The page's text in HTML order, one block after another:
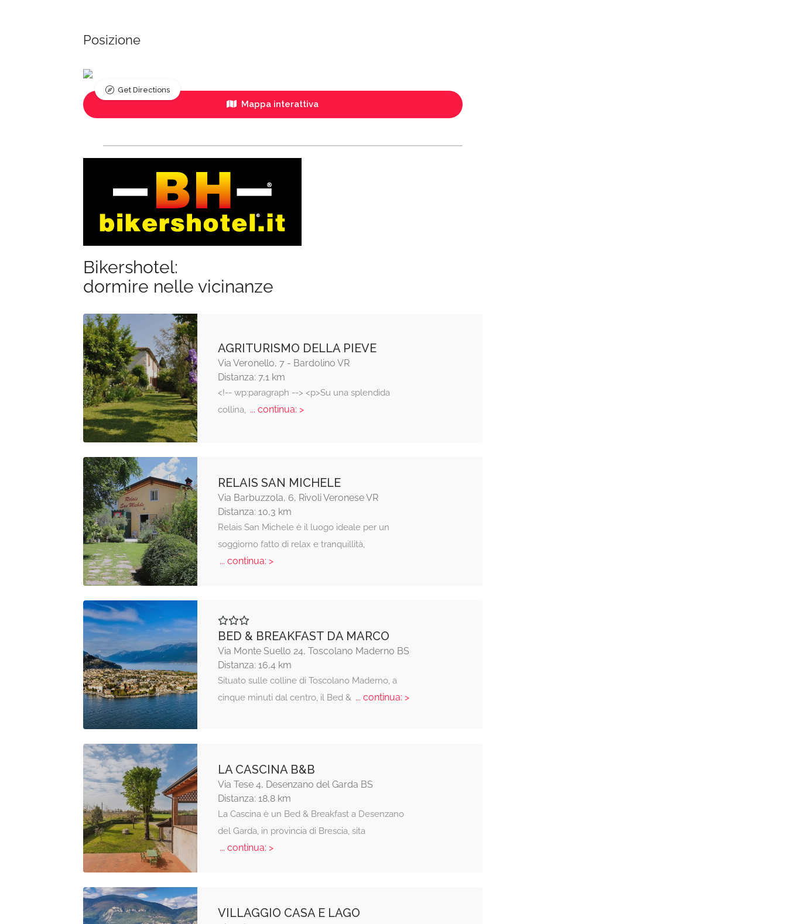
Posizione
Mappa interattiva
Get Directions
Bikershotel:
dormire nelle vicinanze
AGRITURISMO DELLA PIEVE
Via Veronello, 7 - Bardolino VR
Distanza: 7,1 km
<!-- wp:paragraph --> <p>Su una splendida
collina,
... continua: >
RELAIS SAN MICHELE
Via Barbuzzola, 6, Rivoli Veronese VR
Distanza: 10,3 km
Relais San Michele è il luogo ideale per un
soggiorno fatto di relax e tranquillità,
... continua: >
BED & BREAKFAST DA MARCO
Via Monte Suello 24, Toscolano Maderno BS
Distanza: 16,4 km
Situato sulle colline di Toscolano Maderno, a
cinque minuti dal centro, il Bed &... continua: >
LA CASCINA B&B
Via Tese 4, Desenzano del Garda BS
Distanza: 18,8 km
La Cascina è un Bed & Breakfast a Desenzano
del Garda, in provincia di Brescia, sita
... continua: >
VILLAGGIO CASA E LAGO